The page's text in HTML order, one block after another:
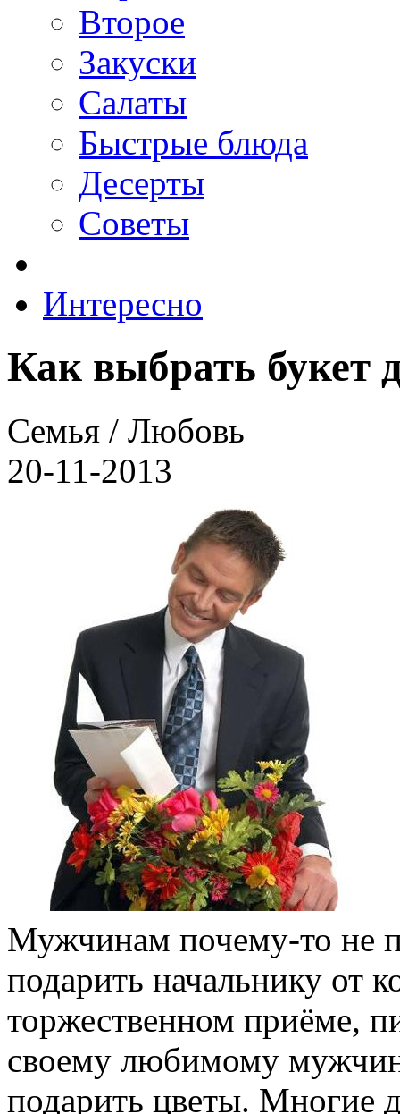
Второе
Закуски
Салаты
Быстрые блюда
Десерты
Советы
Интересно
Как выбрать букет
Семья / Любовь
20-11-2013
Мужчинам почему-то не
подарить начальнику от
торжественном приёме,
своему любимому
подарить цветы. Многие